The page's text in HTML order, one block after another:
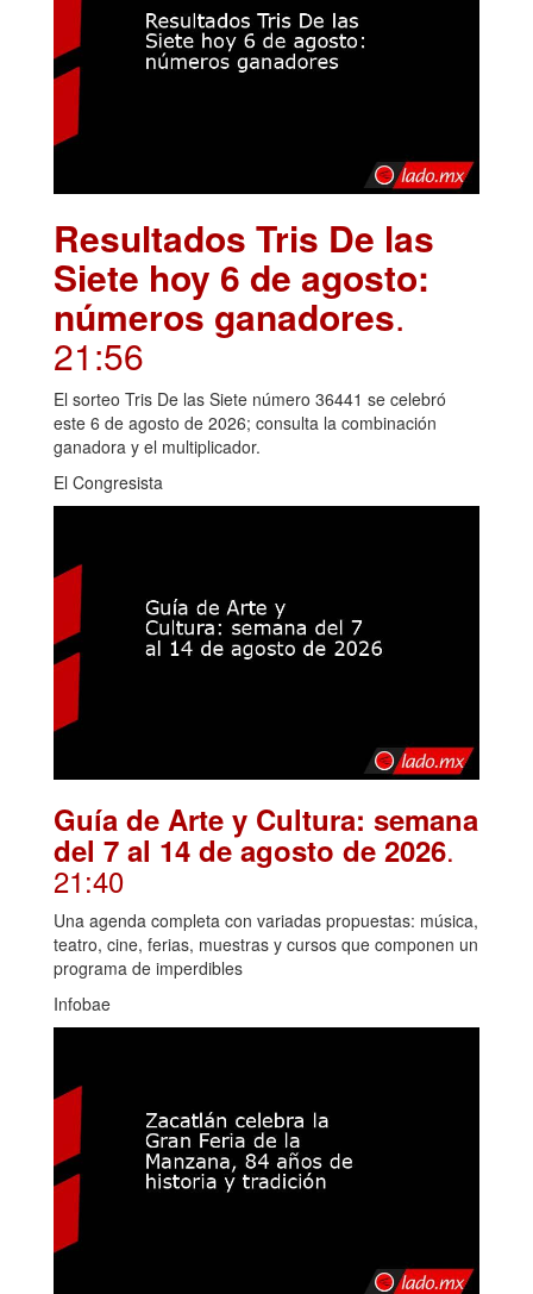
Resultados Tris De las
Siete hoy 6 de agosto:
números ganadores.
21:56
El sorteo Tris De las Siete número 36441 se celebró
este 6 de agosto de 2026; consulta la combinación
ganadora y el multiplicador.
El Congresista
Guía de Arte y Cultura: semana
del 7 al 14 de agosto de 2026.
21:40
Una agenda completa con variadas propuestas: música,
teatro, cine, ferias, muestras y cursos que componen un
programa de imperdibles
Infobae